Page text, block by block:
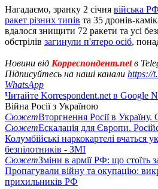
Нагадаємо, зранку 2 січня війська
ракет різних типів та 35 дронів-
вдалося знищити 72 ракети та усі
обстрілів загинули п'ятеро осіб,
Новини від Корреспондент.netв
Підписуйтесь на наші канали https://
WhatsApp
Читайте Korrespondent.net в Google
Війна Росії з Україною
СюжетВторгнення Росії в Україну.
СюжетЕскалація для Європи.
Колумбійські наркокартелі вчаться
безпілотників - ЗМІ
СюжетЗміни в армії РФ: що стоїть
Пропагували війну та окупацію:
прихильників РФ